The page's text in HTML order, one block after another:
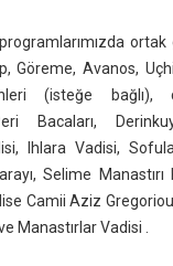
Göreme, Avanos,
(isteğe bağlı),
Bacaları,
Ihlara Vadisi,
Selime Manastırı
Camii Aziz
Manastırlar Vadisi .